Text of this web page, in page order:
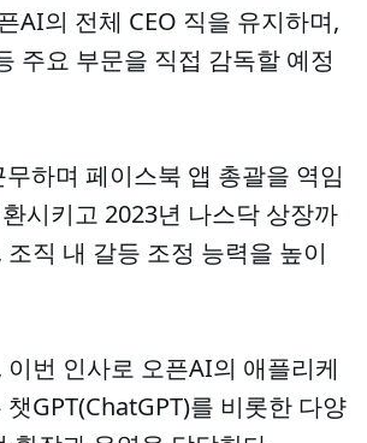
AI의 전체 CEO 직을 유지하며,
주요 부문을 직접 감독할 예정
하며 페이스북 앱 총괄을 역임
시키고 2023년 나스닥 상장까
직 내 갈등 조정 능력을 높이
번 인사로 오픈AI의 애플리케
GPT(ChatGPT)를 비롯한 다양